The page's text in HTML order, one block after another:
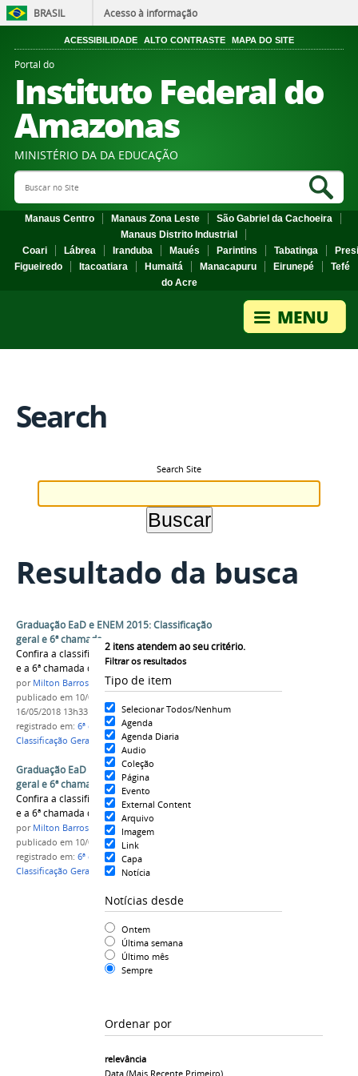
BRASIL Acesso à informação
ACESSIBILIDADE ALTO CONTRASTE MAPA DO SITE
Portal do
Instituto Federal do
Amazonas
MINISTÉRIO DA DA EDUCAÇÃO
Search Site
Manaus Centro Manaus Zona Leste
São Gabriel da Cachoeira
Manaus Distrito Industrial
Coari
Lábrea Iranduba Maués Parintins Tabatinga
Figueiredo
Itacoatiara Humaitá Manacapuru Eirunepé
Tefé
do Acre
Search
Search Site
Resultado da busca
2 itens atendem ao seu critério.
Filtrar os resultados
Tipo de item
Selecionar Todos/Nenhum
Agenda
Agenda Diaria
Audio
Coleção
Página
Evento
External Content
Arquivo
Imagem
Link
Capa
Notícia
Notícias desde
Ontem
Última semana
Último mês
Sempre
Ordenar por
relevância
Data (mais Recente Primeiro)
Graduação EaD e ENEM 2015: Classificação
geral e 6ª chamada
Confira a classificação geral da Graduação EaD
e a 6ª chamada da Graduação ENEM 2015
por Milton Barros
publicado em 10/02/2017
16/05/2018 13h33
registrado em: 6ª chamada,Graduação EaD
Classificação Geral
Graduação EaD e ENEM 2015: Classificação
geral e 6ª chamada
Confira a classificação geral da Graduação EaD
e a 6ª chamada da Graduação ENEM 2015
por Milton Barros
publicado em 10/02/2017
registrado em: 6ª chamada,Graduação EaD
Classificação Geral